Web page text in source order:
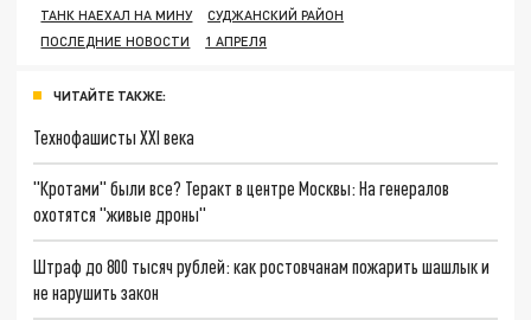
ТАНК НАЕХАЛ НА МИНУ
СУДЖАНСКИЙ РАЙОН
ПОСЛЕДНИЕ НОВОСТИ
1 АПРЕЛЯ
ЧИТАЙТЕ ТАКЖЕ:
Технофашисты XXI века
"Кротами" были все? Теракт в центре Москвы: На генералов
охотятся "живые дроны"
Штраф до 800 тысяч рублей: как ростовчанам пожарить шашлык и
не нарушить закон